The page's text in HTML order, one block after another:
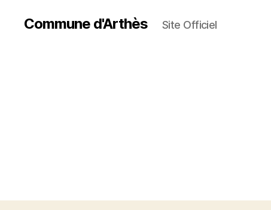
Commune d'Arthès Site Officiel